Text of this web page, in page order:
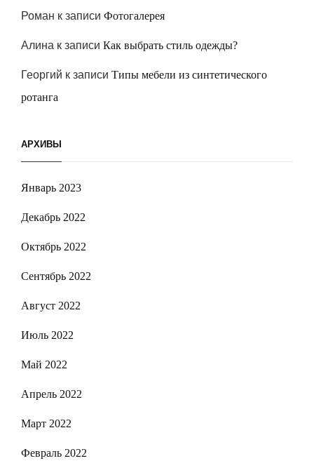
Роман к записи Фотогалерея
Алина к записи Как выбрать стиль одежды?
Георгий к записи Типы мебели из синтетического
ротанга
АРХИВЫ
Январь 2023
Декабрь 2022
Октябрь 2022
Сентябрь 2022
Август 2022
Июль 2022
Май 2022
Апрель 2022
Март 2022
Февраль 2022